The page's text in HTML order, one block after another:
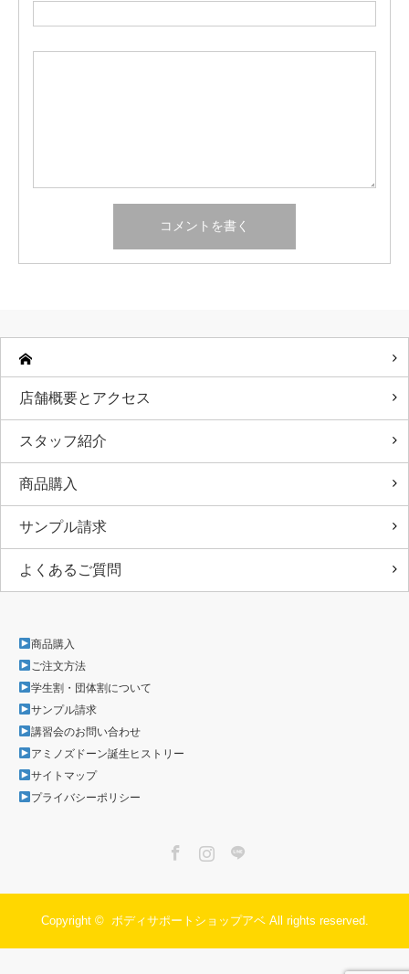
店舗概要とアクセス
スタッフ紹介
商品購入
サンプル請求
よくあるご質問
商品購入
ご注文方法
学生割・団体割について
サンプル請求
講習会のお問い合わせ
アミノズドーン誕生ヒストリー
サイトマップ
プライバシーポリシー
Copyright © ボディサポートショップアベAll rights reserved.